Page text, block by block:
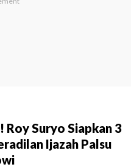
Roy Suryo Siapkan 3
Ijazah Palsu